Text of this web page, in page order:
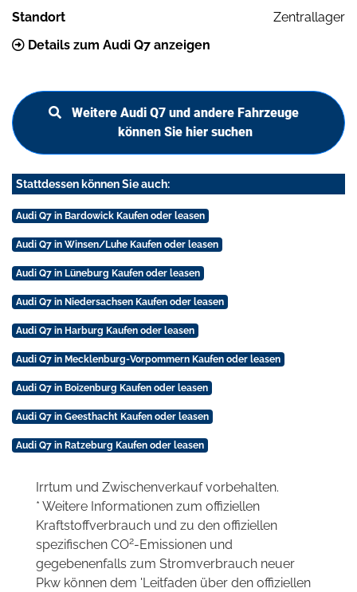
Standort
Zentrallager
Details zum Audi Q7 anzeigen
Weitere Audi Q7 und andere Fahrzeuge
können Sie hier suchen
Stattdessen können Sie auch:
Audi Q7 in Bardowick Kaufen oder leasen
Audi Q7 in Winsen/Luhe Kaufen oder leasen
Audi Q7 in Lüneburg Kaufen oder leasen
Audi Q7 in Niedersachsen Kaufen oder leasen
Audi Q7 in Harburg Kaufen oder leasen
Audi Q7 in Mecklenburg-Vorpommern Kaufen oder leasen
Audi Q7 in Boizenburg Kaufen oder leasen
Audi Q7 in Geesthacht Kaufen oder leasen
Audi Q7 in Ratzeburg Kaufen oder leasen
Irrtum und Zwischenverkauf vorbehalten.
* Weitere Informationen zum offiziellen
Kraftstoffverbrauch und zu den offiziellen
spezifischen CO2-Emissionen und
gegebenenfalls zum Stromverbrauch neuer
Pkw können dem 'Leitfaden über den offiziellen